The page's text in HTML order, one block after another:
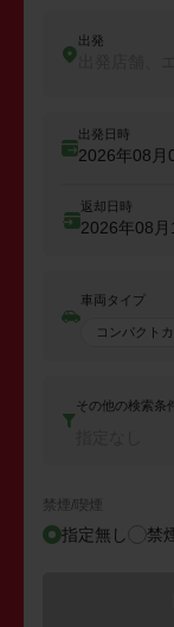
出発
出発日時
2026年08月
返却日時
2026年08
車両タイプ
コンパクト
その他の検索条件
禁煙/喫煙
指定無し 禁